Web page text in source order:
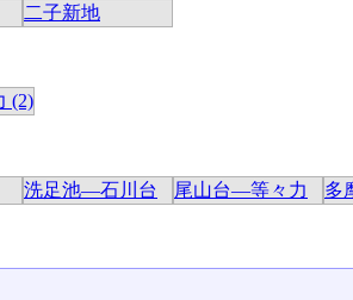
二子新地
(2)
洗足池―石川台 尾山台―等々力 多